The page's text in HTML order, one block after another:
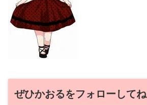
ぜひかおるをフォローしてね